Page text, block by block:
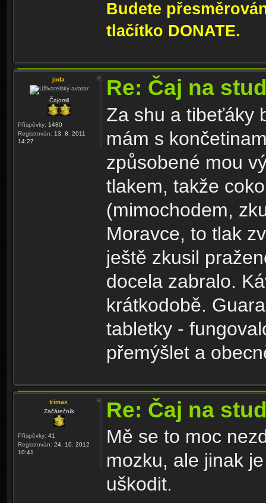
Budete
tlačítko DONATE.
joda
Čajomil
Příspěvky: 1480
Registrován: 13. 8. 2011
14:27
Re: Čaj na
Za shu a tibeťáky
mám s
způsobené mou
tlakem, takže
(mimochodem,
Moravce, to tlak
ještě zkusil
docela zabralo.
krátkodobě.
tabletky -
přemýšlet a
trimax
Začátečník
Příspěvky: 41
Registrován: 24. 10. 2012
10:41
Re: Čaj na
Mě se to moc
mozku, ale jinak
uškodit.